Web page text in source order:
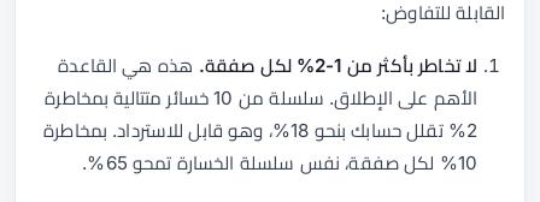
القابلة للتفاوض:
لا تخاطر بأكثر من 1-2% لكل صفقة.
هذه هي القاعدة
الأهم على الإطلاق. سلسلة من 10 خسائر متتالية بمخاطرة
2% تقلل حسابك بنحو 18%، وهو قابل للاسترداد. بمخاطرة
10% لكل صفقة، نفس سلسلة الخسارة تمحو 65%.